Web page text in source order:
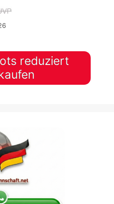
reduziert